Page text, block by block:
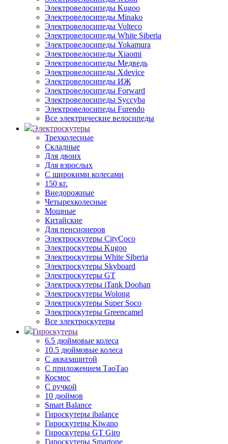
Электровелосипеды Kugoo
Электровелосипеды Minako
Электровелосипеды Volteco
Электровелосипеды White Siberia
Электровелосипеды Yokamura
Электровелосипеды Xiaomi
Электровелосипеды Медведь
Электровелосипеды Xdevice
Электровелосипеды ИЖ
Электровелосипеды Forward
Электровелосипеды Syccyba
Электровелосипеды Furendo
Все электрические велосипеды
Электроскутеры
Трехколесные
Складные
Для двоих
Для взрослых
С широкими колесами
150 кг.
Внедорожные
Четырехколесные
Мощные
Китайские
Для пенсионеров
Электроскутеры CityCoco
Электроскутеры Kugoo
Электроскутеры White Siberia
Электроскутеры Skyboard
Электроскутеры GT
Электроскутеры iTank Doohan
Электроскутеры Wolong
Электроскутеры Super Soco
Электроскутеры Greencamel
Все электроскутеры
Гироскутеры
6.5 дюймовые колеса
10.5 дюймовые колеса
С аквазащитой
С приложением ТаоТао
Космос
С ручкой
10 дюймов
Smart Balance
Гироскутеры ibalance
Гироскутеры Kiwano
Гироскутеры GT Giro
Гироскутеры Smartone